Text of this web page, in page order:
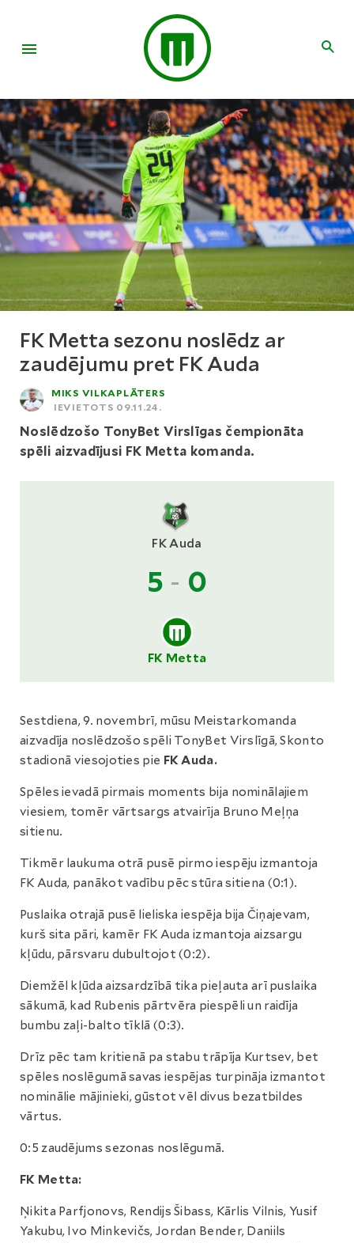
FK Metta sezonu noslēdz ar
zaudējumu pret FK Auda
MIKS VILKAPLĀTERS
IEVIETOTS 09.11.24.
Noslēdzošo TonyBet Virslīgas čempionāta
spēli aizvadījusi FK Metta komanda.
FK Auda
5 - 0
FK Metta
Sestdiena, 9. novembrī, mūsu Meistarkomanda
aizvadīja noslēdzošo spēli TonyBet Virslīgā, Skonto
stadionā viesojoties pie FK Auda.
Spēles ievadā pirmais moments bija nominālajiem
viesiem, tomēr vārtsargs atvairīja Bruno Meļņa
sitienu.
Tikmēr laukuma otrā pusē pirmo iespēju izmantoja
FK Auda, panākot vadību pēc stūra sitiena (0:1).
Puslaika otrajā pusē lieliska iespēja bija Čiņajevam,
kurš sita pāri, kamēr FK Auda izmantoja aizsargu
kļūdu, pārsvaru dubultojot (0:2).
Diemžēl kļūda aizsardzībā tika pieļauta arī puslaika
sākumā, kad Rubenis pārtvēra piespēli un raidīja
bumbu zaļi-balto tīklā (0:3).
Drīz pēc tam kritienā pa stabu trāpīja Kurtsev, bet
spēles noslēgumā savas iespējas turpināja izmantot
nominālie mājinieki, gūstot vēl divus bezatbildes
vārtus.
0:5 zaudējums sezonas noslēgumā.
FK Metta:
Ņikita Parfjonovs, Rendijs Šibass, Kārlis Vilnis, Yusif
Yakubu, Ivo Minkevičs, Jordan Bender, Daniils